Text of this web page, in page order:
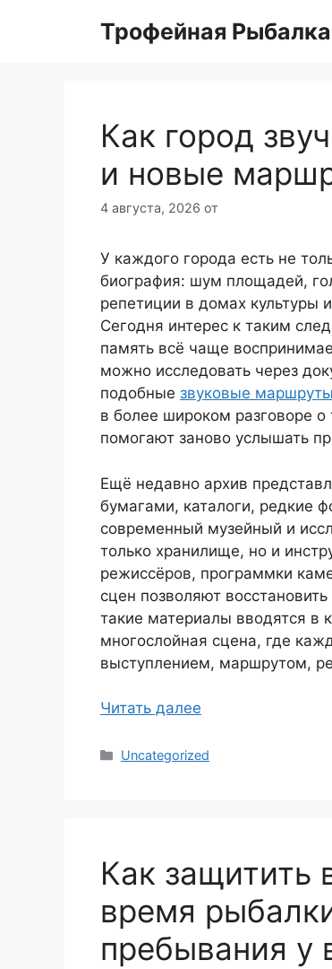
Трофейная Рыбалка
Как город
и новые
4 августа, 2026 от
У каждого города есть не
биография: шум площадей,
репетиции в домах культуры
Сегодня интерес к таким
память всё чаще
можно исследовать через
подобные звуковые
в более широком разговоре о
помогают заново услышать
Ещё недавно архив
бумагами, каталоги, редкие
современный музейный и
только хранилище, но и
режиссёров, программки
сцен позволяют
такие материалы вводятся в
многослойная сцена, где
выступлением, маршрутом,
Читать далее
Рубрики
Uncategorized
Как защитить
время
пребывания у